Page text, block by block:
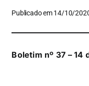
Publicado em 14/10/
Boletim nº 37 –